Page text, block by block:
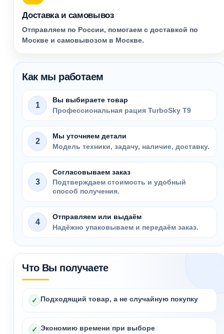
Доставка и самовывоз
Отправляем по России, помогаем с доставкой по
Москве и самовывозом в Москве.
Как мы работаем
1
Вы выбираете товар
Профессиональная рация TurboSky T9
2
Мы уточняем детали
Модель техники, задачу, наличие, доставку.
3
Согласовываем заказ
Подтверждаем стоимость и удобный
способ получения.
4
Отправляем или выдаём
Надёжно упаковываем и передаём заказ.
Что Вы получаете
✓ Подходящий товар, а не случайную покупку
✓ Экономию времени при выборе